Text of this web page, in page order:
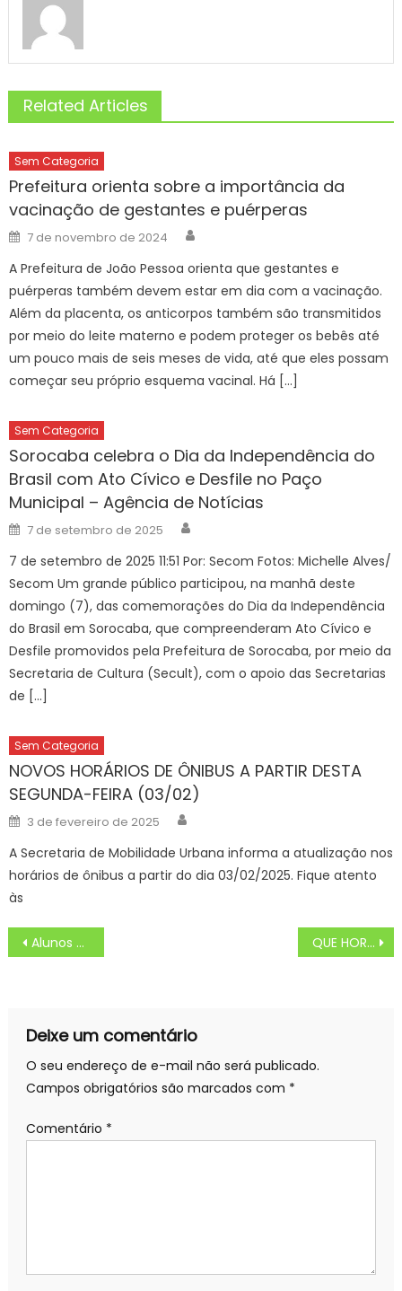
Related Articles
Sem Categoria
Prefeitura orienta sobre a importância da
vacinação de gestantes e puérperas
Posted
on
7 de novembro de 2024
A Prefeitura de João Pessoa orienta que gestantes e
puérperas também devem estar em dia com a vacinação.
Além da placenta, os anticorpos também são transmitidos
por meio do leite materno e podem proteger os bebês até
um pouco mais de seis meses de vida, até que eles possam
começar seu próprio esquema vacinal. Há […]
Sem Categoria
Sorocaba celebra o Dia da Independência do
Brasil com Ato Cívico e Desfile no Paço
Municipal – Agência de Notícias
Posted
on
7 de setembro de 2025
7 de setembro de 2025 11:51 Por: Secom Fotos: Michelle Alves/
Secom Um grande público participou, na manhã deste
domingo (7), das comemorações do Dia da Independência
do Brasil em Sorocaba, que compreenderam Ato Cívico e
Desfile promovidos pela Prefeitura de Sorocaba, por meio da
Secretaria de Cultura (Secult), com o apoio das Secretarias
de […]
Sem Categoria
NOVOS HORÁRIOS DE ÔNIBUS A PARTIR DESTA
SEGUNDA-FEIRA (03/02)
Posted
on
3 de fevereiro de 2025
A Secretaria de Mobilidade Urbana informa a atualização nos
horários de ônibus a partir do dia 03/02/2025. Fique atento
às
Navegação
de
Alunos da rede municipal de Guaratinguetá participam da formatura do Programa Aluno Tutor na sede do Google em São Paulo QUE HORAS COMEÇA TERRA E PAIXÃO E SUPERCINE?
Deixe um comentário
O seu endereço de e-mail não será publicado.
Campos obrigatórios são marcados com *
Comentário *